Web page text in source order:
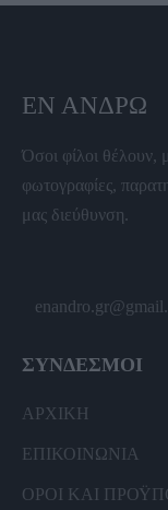
ΕΝ ΆΝΔΡΩ
Όσοι φίλοι θέλουν,
φωτογραφίες,
μας διεύθυνση.
ΣΥΝΔΕΣΜΟΙ
ΑΡΧΙΚΗ
ΕΠΙΚΟΙΝΩΝΙΑ
ΟΡΟΙ ΚΑΙ